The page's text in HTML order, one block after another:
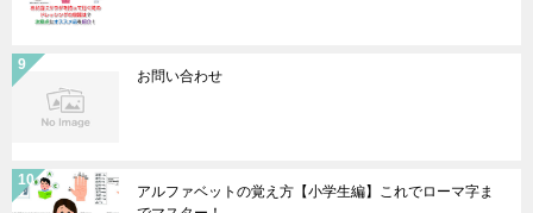
お問い合わせ
アルファベットの覚え方【小学生編】これでローマ字ま